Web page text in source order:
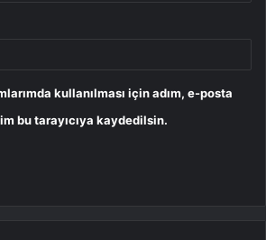
kullanılması için adım, e-posta
bu tarayıcıya kaydedilsin.